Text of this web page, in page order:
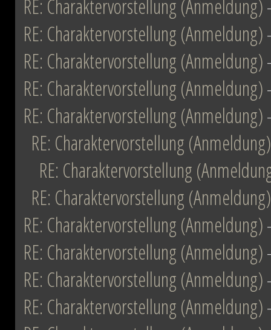
RE: Charaktervorstellung (Anmeldung)
RE: Charaktervorstellung (Anmeldung)
RE: Charaktervorstellung (Anmeldung)
RE: Charaktervorstellung (Anmeldung)
RE: Charaktervorstellung (Anmeldung)
RE: Charaktervorstellung (Anmeldung)
RE: Charaktervorstellung
RE: Charaktervorstellung (Anmeldung)
RE: Charaktervorstellung (Anmeldung)
RE: Charaktervorstellung (Anmeldung)
RE: Charaktervorstellung (Anmeldung)
RE: Charaktervorstellung (Anmeldung)